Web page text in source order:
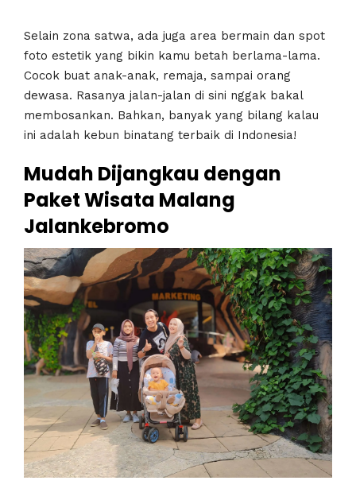
Selain zona satwa, ada juga area bermain dan spot
foto estetik yang bikin kamu betah berlama-lama.
Cocok buat anak-anak, remaja, sampai orang
dewasa. Rasanya jalan-jalan di sini nggak bakal
membosankan. Bahkan, banyak yang bilang kalau
ini adalah kebun binatang terbaik di Indonesia!
Mudah Dijangkau dengan
Paket Wisata Malang
Jalankebromo